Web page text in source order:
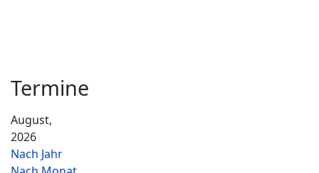
Termine
August,
2026
Nach Jahr